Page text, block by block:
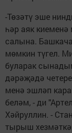
-Төзәтү эше
һәр аяк
салына.
мөмкин түгел.
буларак
дәрәҗәдә
менә эшләп
беләм, - ди
Хәйруллин. -
тырыш